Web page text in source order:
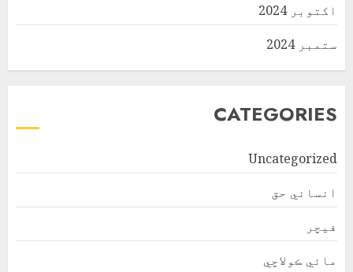
اکتوبر 2024
ستمبر 2024
CATEGORIES
Uncategorized
انساني حق
فیچر
مائي ڪولاچي